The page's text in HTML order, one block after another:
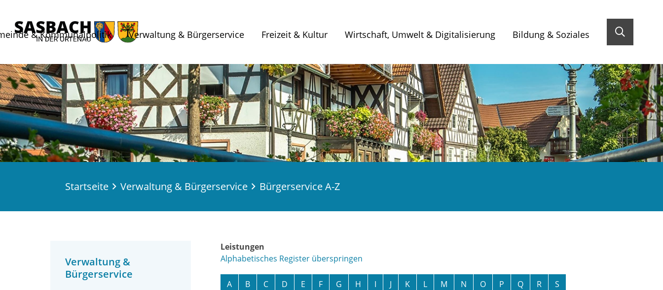
& Kommunalpolitik Verwaltung & Bürgerservice Freizeit & Kultur Wirtschaft, Umwelt & Digitalisierung Bildung & Soziales
Startseite Verwaltung & Bürgerservice Bürgerservice A-Z
Verwaltung &
Bürgerservice
Leistungen
Alphabetisches Register überspringen
A B C D E F G H I J K L M N O P Q R
S